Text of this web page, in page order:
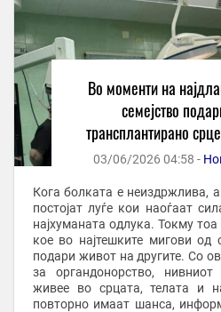
Во моменти на
семејство
трансплантирано
пациент од починат
03/06/2026 04:58 -
Кога болката е неиздржлива,
постојат луѓе кои наоѓаат
најхуманата одлука. Токму тоа
кое во најтешките мигови од
подари живот на другите. Со
за органдонорство,
живее во срцата, телата и
повторно имаат шанса,